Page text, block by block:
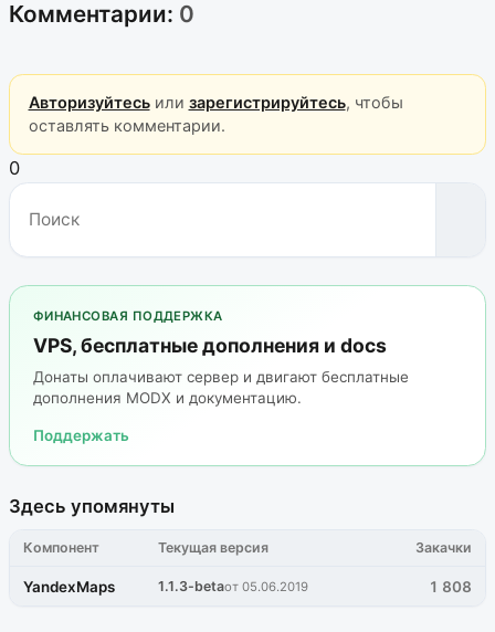
Комментарии: 0
Авторизуйтесьили зарегистрируйтесь, чтобы
оставлять комментарии.
0
ФИНАНСОВАЯ ПОДДЕРЖКА
VPS, бесплатные дополнения и docs
Донаты оплачивают сервер и двигают бесплатные
дополнения MODX и документацию.
Поддержать
Здесь упомянуты
Компонент Текущая версия Закачки
YandexMaps 1.1.3-betaот 05.06.2019 1 808